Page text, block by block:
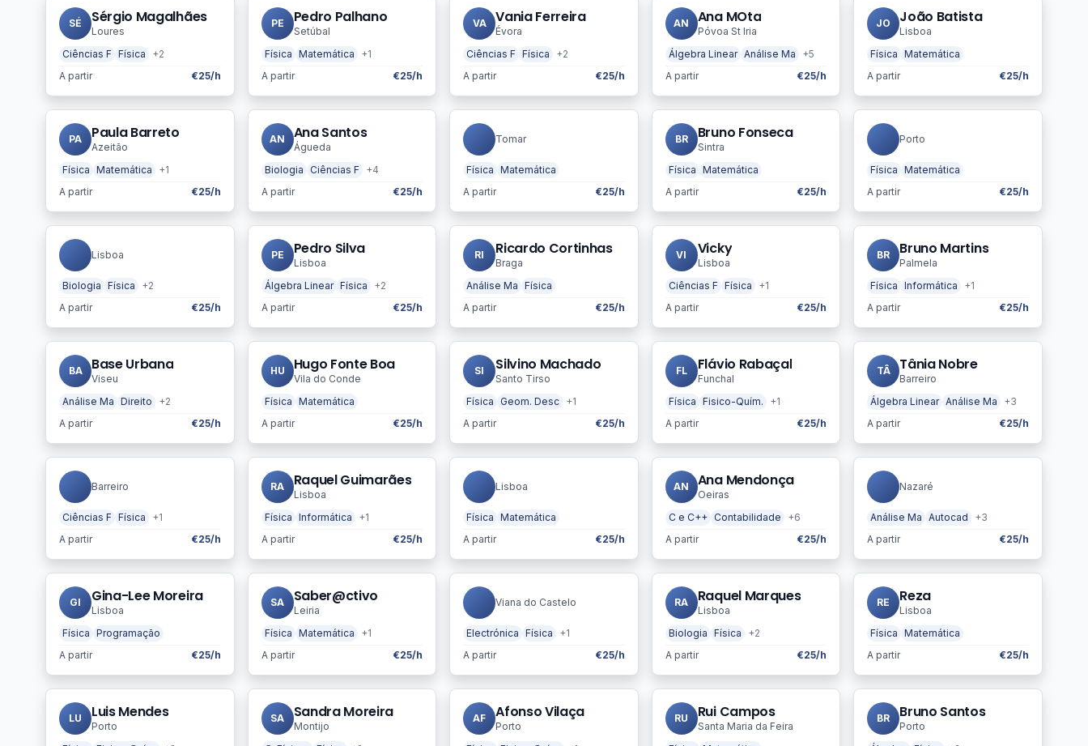
SÉ Sérgio Magalhães
Loures
Ciências F Física
+2
A partir
€25/h
PE Pedro Palhano
Setúbal
Física Matemática
+1
A partir
€25/h
VA Vania Ferreira
Évora
Ciências F
Física
+2
A partir
€25/h
AN Ana MOta
Póvoa St Iria
Álgebra Linear Análise Ma
+5
A partir
€25/h
JO João Batista
Lisboa
Física
Matemática
A partir
€25/h
PA Paula Barreto
Azeitão
Física Matemática
+1
A partir
€25/h
AN Ana Santos
Águeda
Biologia
Ciências F
+4
A partir
€25/h
Tomar
Física
Matemática
A partir
€25/h
BR Bruno Fonseca
Sintra
Física Matemática
A partir
€25/h
Porto
Física
Matemática
A partir
€25/h
Lisboa
Biologia Física
+2
A partir
€25/h
PE Pedro Silva
Lisboa
Álgebra Linear Física
+2
A partir
€25/h
RI Ricardo Cortinhas
Braga
Análise Ma
Física
A partir
€25/h
VI Vicky
Lisboa
Ciências F Física
+1
A partir
€25/h
BR Bruno Martins
Palmela
Física
Informática
+1
A partir
€25/h
BA Base Urbana
Viseu
Análise Ma Direito
+2
A partir
€25/h
HU Hugo Fonte Boa
Vila do Conde
Física Matemática
A partir
€25/h
SI Silvino Machado
Santo Tirso
Física
Geom. Desc +1
A partir
€25/h
FL Flávio Rabaçal
Funchal
Física Fisico-Quím.
+1
A partir
€25/h
TÂ Tânia Nobre
Barreiro
Álgebra Linear Análise Ma
+3
A partir
€25/h
Barreiro
Ciências F Física
+1
A partir
€25/h
RA Raquel Guimarães
Lisboa
Física Informática
+1
A partir
€25/h
Lisboa
Física
Matemática
A partir
€25/h
AN Ana Mendonça
Oeiras
C e C++
Contabilidade
+6
A partir
€25/h
Nazaré
Análise Ma Autocad
+3
A partir
€25/h
GI Gina-Lee Moreira
Lisboa
Física Programação
A partir
€25/h
SA Saber@ctivo
Leiria
Física Matemática
+1
A partir
€25/h
Viana do Castelo
Electrónica Física
+1
A partir
€25/h
RA Raquel Marques
Lisboa
Biologia Física
+2
A partir
€25/h
RE Reza
Lisboa
Física
Matemática
A partir
€25/h
LU Luis Mendes
Porto
SA Sandra Moreira
Montijo
AF Afonso Vilaça
Porto
RU Rui Campos
Santa Maria da Feira
BR Bruno Santos
Porto